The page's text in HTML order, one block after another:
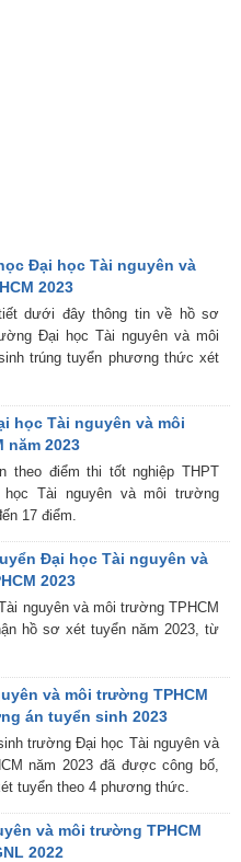
Đại học Tài nguyên và
2023
dưới đây thông tin về hồ sơ
Đại học Tài nguyên và môi
trúng tuyển phương thức xét
học Tài nguyên và môi
năm 2023
theo điểm thi tốt nghiệp THPT
Tài nguyên và môi trường
17 điểm.
Đại học Tài nguyên và
2023
nguyên và môi trường TPHCM
hồ sơ xét tuyển năm 2023, từ
và môi trường TPHCM
án tuyển sinh 2023
trường Đại học Tài nguyên và
năm 2023 đã được công bố,
tuyển theo 4 phương thức.
và môi trường TPHCM
2022